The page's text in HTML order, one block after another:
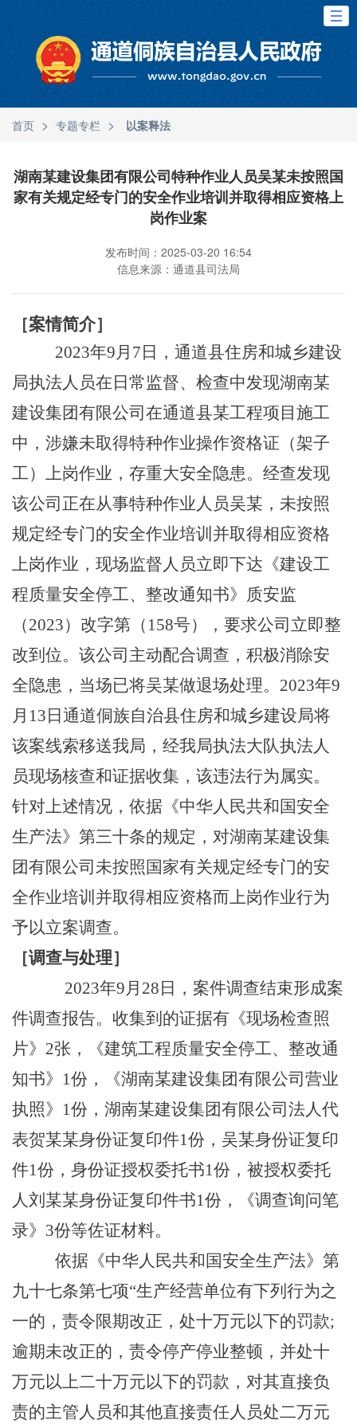
首页 > 专题专栏 > 以案释法
湖南某建设集团有限公司特种作业人员吴某未按照国
家有关规定经专门的安全作业培训并取得相应资格上
岗作业案
发布时间：2025-03-20 16:54
信息来源：通道县司法局
［案情简介］
2023年9 月 7 日，通道县住房和城乡建设
局执法人员在日常 监督、检查中发现湖南某
建设集团有限公司在通道县某工程项目施工
中，涉嫌未取得特种作业操作资格证（架子
工）上岗作业 ， 存重大安全隐患。经查发现
该公司 正在从事特种作业人员吴某，未按照
规定经专门的安全作业培训并取得相应资格
上岗作业 ，现场监督人员立即下达《建设工
程质量安全停工、整改通知书》质安监
（2023）改字第（ 158号），要求公司立即整
改到位。该公司主动配合调查，积极消除安
全隐患，当场已将吴某做退场处理。 2023年9
月13日通道侗族自治县住房和城乡建设局将
该案线索移送我局， 经我局执法大队执法人
员现场核查和证据收集，该违法行为属实。
针对上述情况，依据《中华人民共和国安全
生产法》第三十条的规定，对湖南某建设集
团有限公司 未按照国家有关规定经专门的安
全作业培训并取得相应资格而上岗作业行为
予以立案调查。
［调查与处理］
2023年9 月 28 日，案件调查结束形成案
件调查报告。 收集到的证据有《现场检查照
片》 2张，《建筑工程质量安全停工、整改通
知书》 1份，《湖南某建设集团有限公司 营业
执照》 1份，湖南某建设集团有限公司法人代
表贺某某身份证复印件1份，吴某身份证复印
件1份，身份证授权委托书1份，被授权委托
人刘某某身份证复印件书1份，
《调查询问笔
录》 3份等佐证材料。
依据《中华人民共和国安全生产法》第
九十七条第七项“生产经营单位有下列行为之
一的，责令限期改正，处十万元以下的罚款;
逾期未改正的，责令停产停业整顿，并处十
万元以上二十万元以下的罚款，对其直接负
责的主管人员和其他直接责任人员处二万元